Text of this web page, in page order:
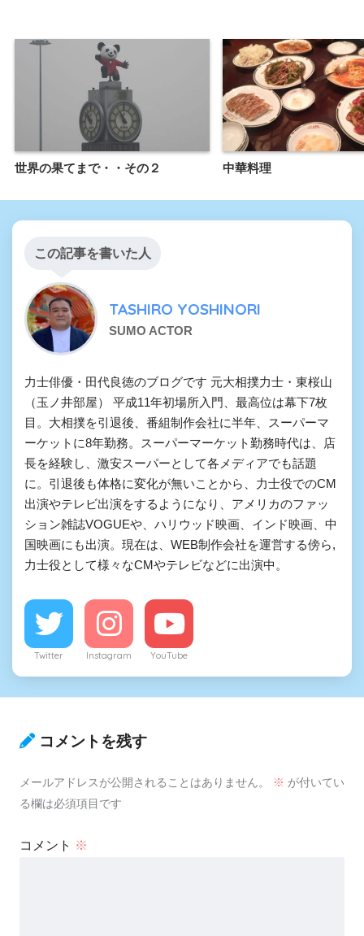
世界の果てまで・・その２ 中華料理
この記事を書いた人
TASHIRO YOSHINORI
SUMO ACTOR
力士俳優・田代良徳のブログです 元大相撲力士・東桜山
（玉ノ井部屋） 平成11年初場所入門、最高位は幕下7枚
目。大相撲を引退後、番組制作会社に半年、スーパーマ
ーケットに8年勤務。スーパーマーケット勤務時代は、店
長を経験し、激安スーパーとして各メディアでも話題
に。引退後も体格に変化が無いことから、力士役でのCM
出演やテレビ出演をするようになり、アメリカのファッ
ション雑誌VOGUEや、ハリウッド映画、インド映画、中
国映画にも出演。現在は、WEB制作会社を運営する傍ら,
力士役として様々なCMやテレビなどに出演中。
Twitter Instagram YouTube
コメントを残す
メールアドレスが公開されることはありません。 ※ が付いてい
る欄は必須項目です
コメント ※